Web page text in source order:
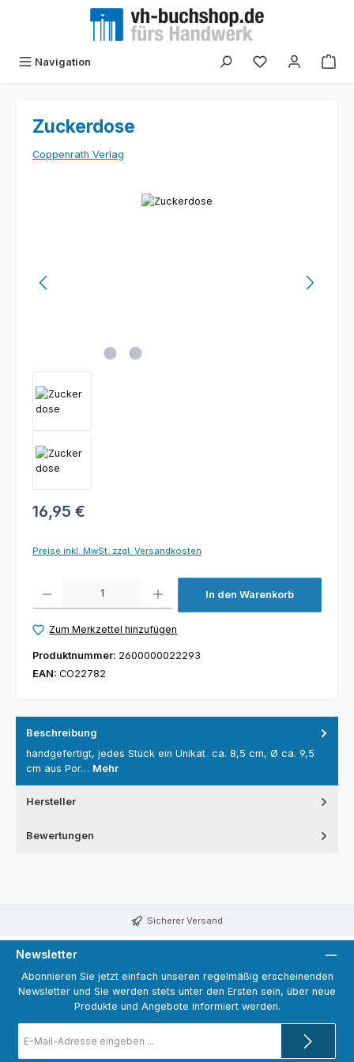
Zum Hauptinhalt springen
Navigation
Zuckerdose
Coppenrath Verlag
Bildergalerie überspringen
16,95 €
Preise inkl. MwSt. zzgl. Versandkosten
In den Warenkorb
Zum Merkzettel hinzufügen
Produktnummer: 2600000022293
EAN: CO22782
Beschreibung
handgefertigt, jedes Stück ein Unikat ca. 8,5 cm, Ø ca. 9,5
cm aus Por… Mehr
Hersteller
Bewertungen
Sicherer Versand
Newsletter
Abonnieren Sie jetzt einfach unseren regelmäßig erscheinenden
Newsletter und Sie werden stets unter den Ersten sein, über neue
Produkte und Angebote informiert werden.
Mail-
Adresse